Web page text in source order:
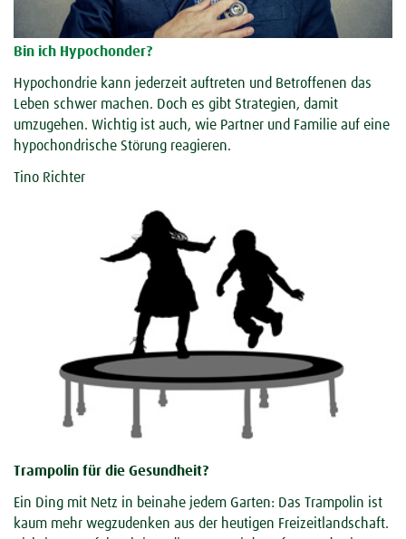
Bin ich Hypochonder?
Hypochondrie kann jederzeit auftreten und Betroffenen das
Leben schwer machen. Doch es gibt Strategien, damit
umzugehen. Wichtig ist auch, wie Partner und Familie auf eine
hypochondrische Störung reagieren.
Tino Richter
Trampolin für die Gesundheit?
Ein Ding mit Netz in beinahe jedem Garten: Das Trampolin ist
kaum mehr wegzudenken aus der heutigen Freizeitlandschaft.